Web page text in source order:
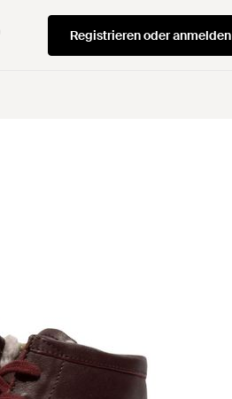
Registrieren oder anmelden